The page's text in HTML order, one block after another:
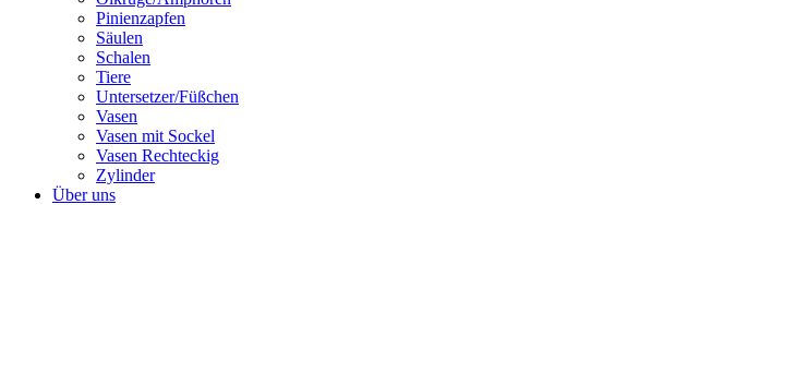
Pinienzapfen
Säulen
Schalen
Tiere
Untersetzer/Füßchen
Vasen
Vasen mit Sockel
Vasen Rechteckig
Zylinder
Über uns